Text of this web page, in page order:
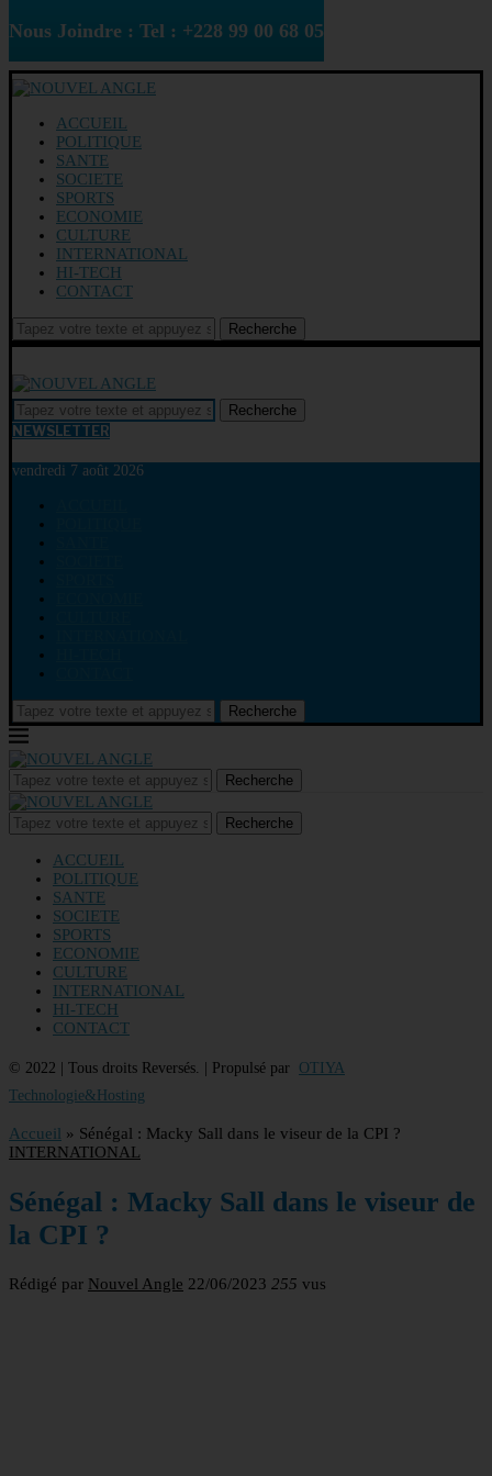
Nous Joindre : Tel : +228 99 00 68 05
ACCUEIL
POLITIQUE
SANTE
SOCIETE
SPORTS
ECONOMIE
CULTURE
INTERNATIONAL
HI-TECH
CONTACT
Recherche
Recherche
NEWSLETTER
vendredi 7 août 2026
Recherche
Recherche
Recherche
ACCUEIL
POLITIQUE
SANTE
SOCIETE
SPORTS
ECONOMIE
CULTURE
INTERNATIONAL
HI-TECH
CONTACT
© 2022 | Tous droits Reversés. | Propulsé par OTIYA
Technologie&Hosting
Accueil » Sénégal : Macky Sall dans le viseur de la CPI ?
INTERNATIONAL
Sénégal : Macky Sall dans le viseur de
la CPI ?
Rédigé par Nouvel Angle 22/06/2023 255 vus